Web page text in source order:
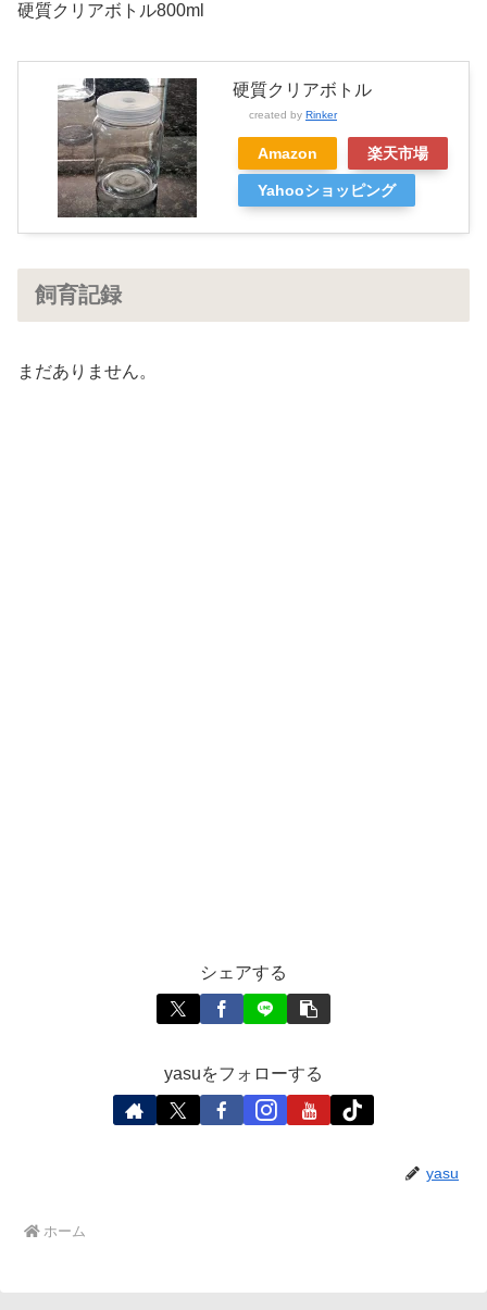
硬質クリアボトル800ml
硬質クリアボトル
created by Rinker
Amazon 楽天市場
Yahooショッピング
飼育記録
まだありません。
シェアする
yasuをフォローする
yasu
ホーム